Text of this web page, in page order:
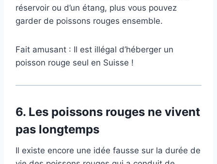
réservoir ou d’un étang, plus vous pouvez
garder de poissons rouges ensemble.
Fait amusant : Il est illégal d’héberger un
poisson rouge seul en Suisse !
6. Les poissons rouges ne vivent
pas longtemps
Il existe encore une idée fausse sur la durée de